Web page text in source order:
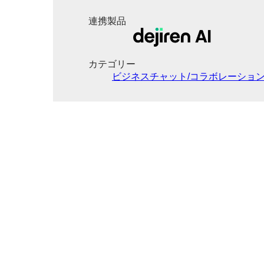
連携製品
カテゴリー
ビジネスチャット/コラボレーショ